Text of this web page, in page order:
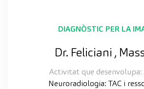
DIAGNÒSTIC PER LA
Dr. Feliciani ,
Activitat que desenvolupa:
Neuroradiologia: TAC i